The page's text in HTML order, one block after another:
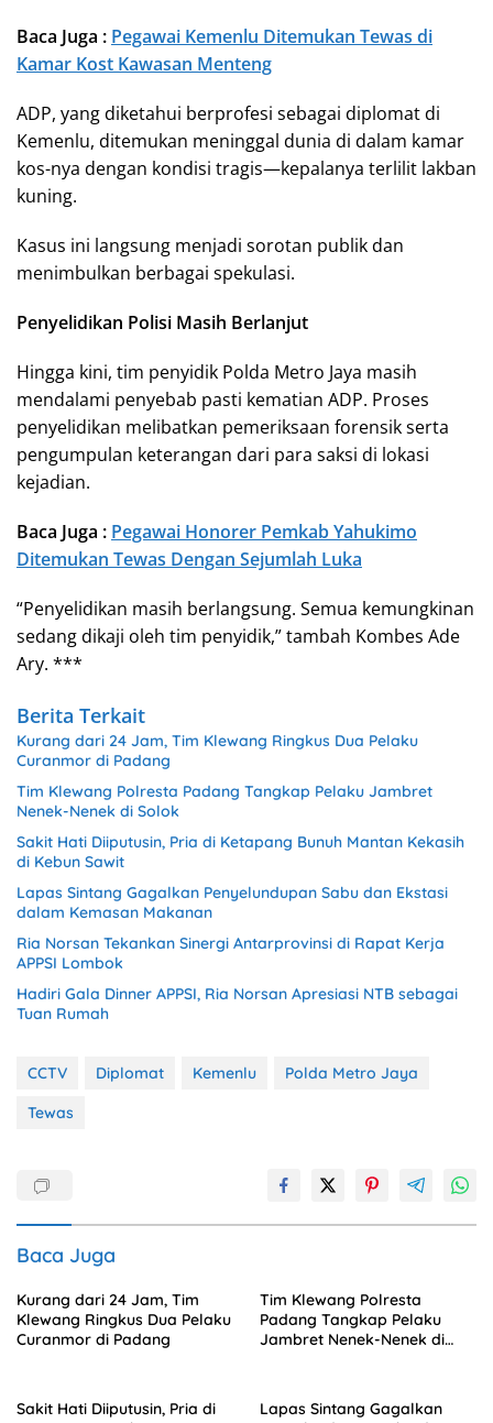
Baca Juga : Pegawai Kemenlu Ditemukan Tewas di
Kamar Kost Kawasan Menteng
ADP, yang diketahui berprofesi sebagai diplomat di
Kemenlu, ditemukan meninggal dunia di dalam kamar
kos-nya dengan kondisi tragis—kepalanya terlilit lakban
kuning.
Kasus ini langsung menjadi sorotan publik dan
menimbulkan berbagai spekulasi.
Penyelidikan Polisi Masih Berlanjut
Hingga kini, tim penyidik Polda Metro Jaya masih
mendalami penyebab pasti kematian ADP. Proses
penyelidikan melibatkan pemeriksaan forensik serta
pengumpulan keterangan dari para saksi di lokasi
kejadian.
Baca Juga : Pegawai Honorer Pemkab Yahukimo
Ditemukan Tewas Dengan Sejumlah Luka
“Penyelidikan masih berlangsung. Semua kemungkinan
sedang dikaji oleh tim penyidik,” tambah Kombes Ade
Ary. ***
Berita Terkait
Kurang dari 24 Jam, Tim Klewang Ringkus Dua Pelaku
Curanmor di Padang
Tim Klewang Polresta Padang Tangkap Pelaku Jambret
Nenek-Nenek di Solok
Sakit Hati Diiputusin, Pria di Ketapang Bunuh Mantan Kekasih
di Kebun Sawit
Lapas Sintang Gagalkan Penyelundupan Sabu dan Ekstasi
dalam Kemasan Makanan
Ria Norsan Tekankan Sinergi Antarprovinsi di Rapat Kerja
APPSI Lombok
Hadiri Gala Dinner APPSI, Ria Norsan Apresiasi NTB sebagai
Tuan Rumah
CCTV Diplomat Kemenlu
Polda Metro Jaya
Tewas
Baca Juga
Kurang dari 24 Jam, Tim
Klewang Ringkus Dua Pelaku
Curanmor di Padang
Tim Klewang Polresta
Padang Tangkap Pelaku
Jambret Nenek-Nenek di
Sakit Hati Diiputusin, Pria di
Lapas Sintang Gagalkan